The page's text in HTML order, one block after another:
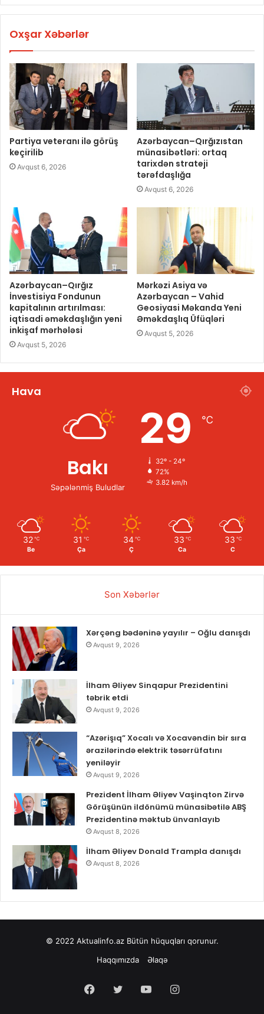
Oxşar Xəbərlər
Partiya veteranı ilə görüş
keçirilib
Avqust 6, 2026
Azərbaycan–Qırğızıstan
münasibətləri: ortaq
tarixdən strateji
tərəfdaşlığa
Avqust 6, 2026
Azərbaycan–Qırğız
İnvestisiya Fondunun
kapitalının artırılması:
iqtisadi əməkdaşlığın yeni
inkişaf mərhələsi
Avqust 5, 2026
Mərkəzi Asiya və
Azərbaycan – Vahid
Geosiyasi Məkanda Yeni
Əməkdaşlıq Üfüqləri
Avqust 5, 2026
Hava
Bakı
Səpələnmiş Buludlar
29 ℃
32º - 24º
72%
3.82 km/h
32 ℃
Be
31 ℃
Ça
34 ℃
Ç
33 ℃
Ca
33 ℃
C
Son Xəbərlər
Xərçəng bədəninə yayılır – Oğlu danışdı
Avqust 9, 2026
İlham Əliyev Sinqapur Prezidentini
təbrik etdi
Avqust 9, 2026
“Azərişıq” Xocalı və Xocavəndin bir sıra
ərazilərində elektrik təsərrüfatını
yeniləyir
Avqust 9, 2026
Prezident İlham Əliyev Vaşinqton Zirvə
Görüşünün ildönümü münasibətilə ABŞ
Prezidentinə məktub ünvanlayıb
Avqust 8, 2026
İlham Əliyev Donald Trampla danışdı
Avqust 8, 2026
© 2022 Aktualinfo.azBütün hüquqları qorunur.
Haqqımızda
Əlaqə
Facebook
Twitter YouTubeInstagram